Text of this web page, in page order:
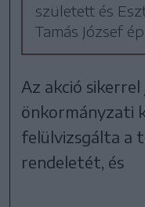
született és
Tamás József
Az akció
önkormányzati
felülvizsgálta a
rendeletét, és